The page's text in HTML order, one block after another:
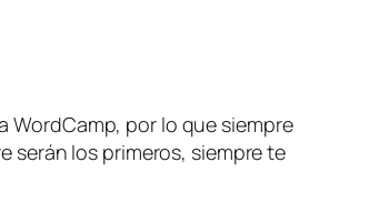
WordCamp, por lo que siempre
serán los primeros, siempre te